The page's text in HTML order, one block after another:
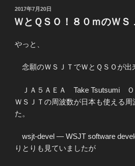
投
稿
日:
2017年7月20日
ＷとＱＳＯ！８０ｍのＷＳ
やっと、
念願のＷＳＪＴでＷとＱＳＯが出
ＪＡ５ＡＥＡ Take Tsutsumi Ｏ
ＷＳＪＴの周波数が日本も使える周
た。
wsjt-devel — WSJT software
りとりも見ていましたが